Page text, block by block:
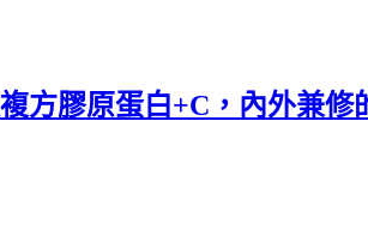
方膠原蛋白+C，內外兼